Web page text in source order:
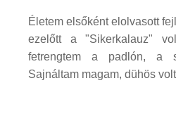
Életem elsőként elolvasott
ezelőtt a "Sikerkalauz"
fetrengtem a padlón, a
Sajnáltam magam, dühös